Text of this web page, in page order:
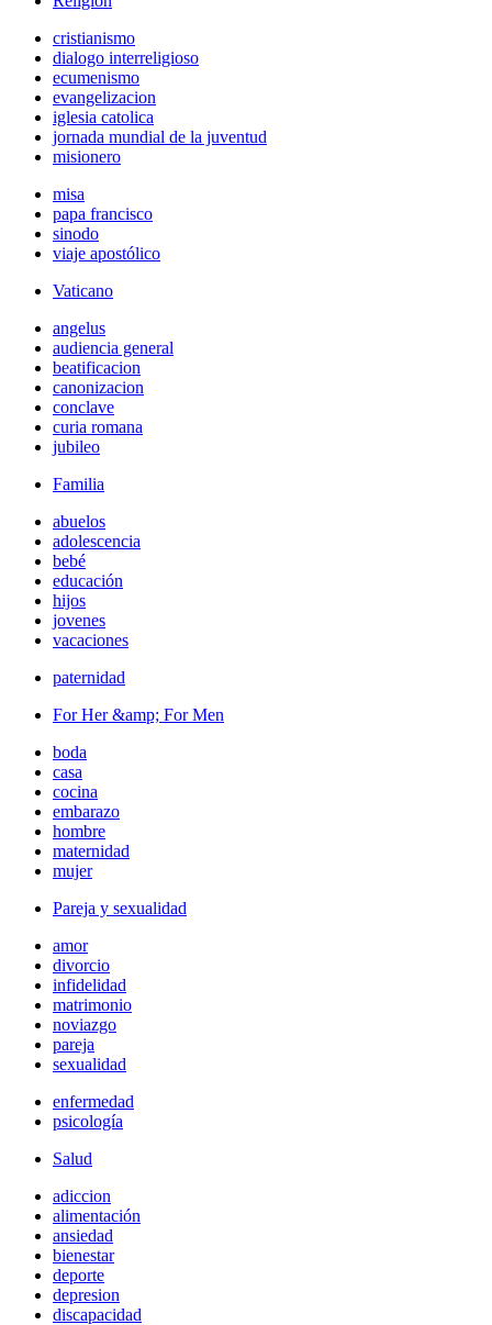
cristianismo
dialogo interreligioso
ecumenismo
evangelizacion
iglesia catolica
jornada mundial de la juventud
misionero
misa
papa francisco
sinodo
viaje apostólico
Vaticano
angelus
audiencia general
beatificacion
canonizacion
conclave
curia romana
jubileo
Familia
abuelos
adolescencia
bebé
educación
hijos
jovenes
vacaciones
paternidad
For Her &amp; For Men
boda
casa
cocina
embarazo
hombre
maternidad
mujer
Pareja y sexualidad
amor
divorcio
infidelidad
matrimonio
noviazgo
pareja
sexualidad
enfermedad
psicología
Salud
adiccion
alimentación
ansiedad
bienestar
deporte
depresion
discapacidad